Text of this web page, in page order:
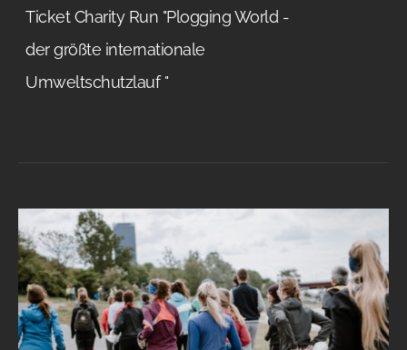
Ticket Charity Run "Plogging World -
der größte internationale
Umweltschutzlauf "